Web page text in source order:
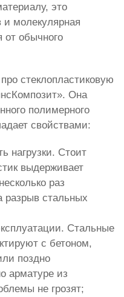
это
и молекулярная
от обычного
стеклопластиковую
Она
полимерного
свойствами:
нагрузки. Стоит
выдерживает
раз
стальных
Стальные
с бетоном,
поздно
арматуре из
не грозят;